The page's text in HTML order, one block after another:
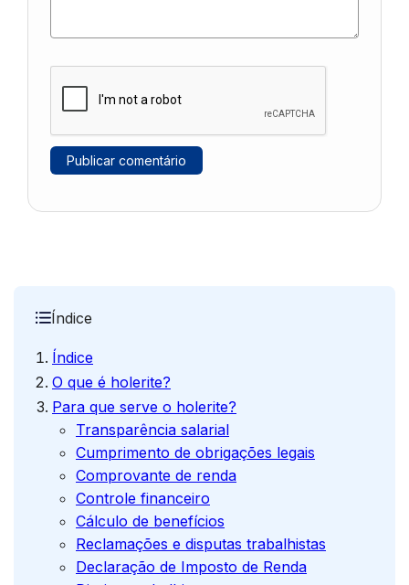
Índice
Índice
O que é holerite?
Para que serve o holerite?
Transparência salarial
Cumprimento de obrigações legais
Comprovante de renda
Controle financeiro
Cálculo de benefícios
Reclamações e disputas trabalhistas
Declaração de Imposto de Renda